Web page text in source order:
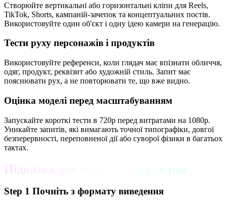
Створюйте вертикальні або горизонтальні кліпи для Reels,
TikTok, Shorts, кампаній-зачепок та концептуальних постів.
Використовуйте один об'єкт і одну ідею камери на генерацію.
Тести руху персонажів і продуктів
Використовуйте референси, коли глядач має впізнати обличчя,
одяг, продукт, реквізит або художній стиль. Запит має
пояснювати рух, а не повторювати те, що вже видно.
Оцінка моделі перед масштабуванням
Запускайте короткі тести в 720p перед витратами на 1080p.
Уникайте запитів, які вимагають точної типографіки, довгої
безперервності, переповненої дії або суворої фізики в багатьох
тактах.
Підказка для одного кадру за раз
Step 1 Почніть з формату виведення